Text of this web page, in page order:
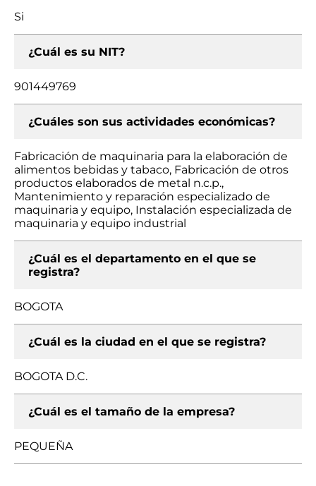
Si
¿Cuál es su NIT?
901449769
¿Cuáles son sus actividades económicas?
Fabricación de maquinaria para la elaboración de
alimentos bebidas y tabaco, Fabricación de otros
productos elaborados de metal n.c.p.,
Mantenimiento y reparación especializado de
maquinaria y equipo, Instalación especializada de
maquinaria y equipo industrial
¿Cuál es el departamento en el que se
registra?
BOGOTA
¿Cuál es la ciudad en el que se registra?
BOGOTA D.C.
¿Cuál es el tamaño de la empresa?
PEQUEÑA